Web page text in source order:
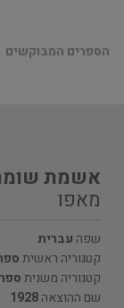
הספרים המבוקשים
אשמת
מאפו
שפה עברית
קטגוריה ראשית
קטגוריה משנית
שם ההוצאה1928